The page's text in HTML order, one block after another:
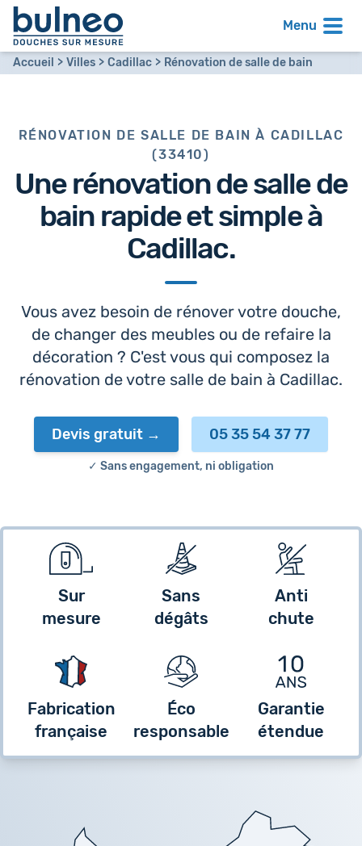
Menu
Accueil Villes Cadillac Rénovation de salle de bain
RÉNOVATION DE SALLE DE BAIN À CADILLAC
(33410)
Unerénovation de salle de
bain rapide et simple à
Cadillac.
Vous avez besoin de rénover votre douche,
de changer des meubles ou de refaire la
décoration ? C'est vous qui composez la
rénovation de votre salle de bain à Cadillac.
Devis gratuit 05 35 54 37 77
✓ Sans engagement, ni obligation
Sur
mesure
Sans
dégâts
Anti
chute
Fabrication
française
Éco
responsable
Garantie
étendue